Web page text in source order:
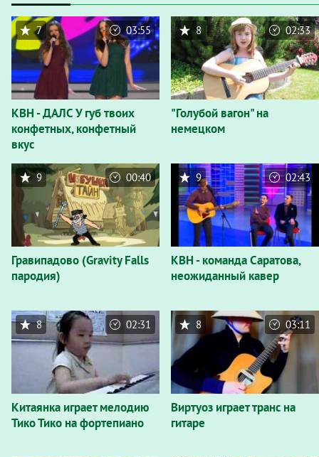
КВН - ДАЛС У губ твоих
конфетных, конфетный
вкус
7 03:55
"Голубой вагон" на
немецком
8 02:33
Гравипадово (Gravity Falls
пародия)
9 00:40
КВН - команда Саратова,
неожиданный кавер
9 02:43
Китаянка играет мелодию
Тико Тико на фортепиано
8 02:31
Виртуоз играет транс на
гитаре
8 03:11